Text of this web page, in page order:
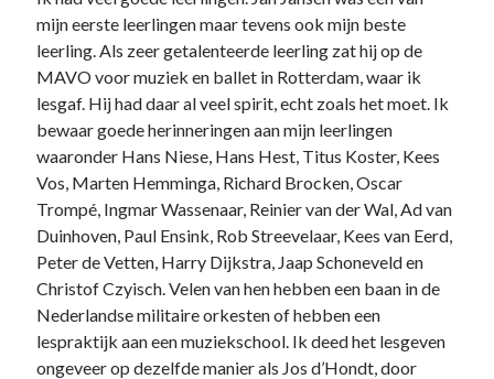
mijn eerste leerlingen maar tevens ook mijn beste
leerling. Als zeer getalenteerde leerling zat hij op de
MAVO voor muziek en ballet in Rotterdam, waar ik
lesgaf. Hij had daar al veel spirit, echt zoals het moet. Ik
bewaar goede herinneringen aan mijn leerlingen
waaronder Hans Niese, Hans Hest, Titus Koster, Kees
Vos, Marten Hemminga, Richard Brocken, Oscar
Trompé, Ingmar Wassenaar, Reinier van der Wal, Ad van
Duinhoven, Paul Ensink, Rob Streevelaar, Kees van Eerd,
Peter de Vetten, Harry Dijkstra, Jaap Schoneveld en
Christof Czyisch. Velen van hen hebben een baan in de
Nederlandse militaire orkesten of hebben een
lespraktijk aan een muziekschool. Ik deed het lesgeven
ongeveer op dezelfde manier als Jos d’Hondt, door